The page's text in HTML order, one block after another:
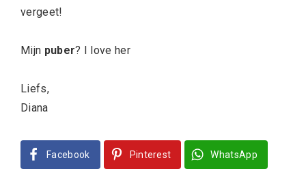
vergeet!
Mijn puber? I love her
Liefs,
Diana
Facebook Pinterest WhatsApp